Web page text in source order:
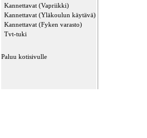
Kannettavat (Vapriikki)
Kannettavat (Yläkoulun käytävä)
Kannettavat (Fyken varasto)
Tvt-tuki
Paluu kotisivulle